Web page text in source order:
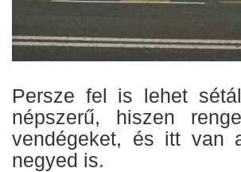
Persze fel is lehet
népszerű, hiszen
vendégeket, és itt van
negyed is.